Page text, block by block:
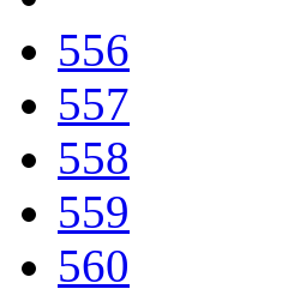
556
557
558
559
560